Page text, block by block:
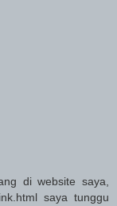
di website saya,
saya tunggu